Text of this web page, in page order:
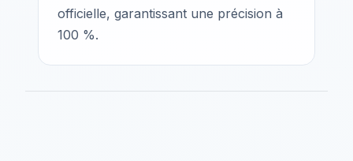
officielle, garantissant une précision à
100 %.